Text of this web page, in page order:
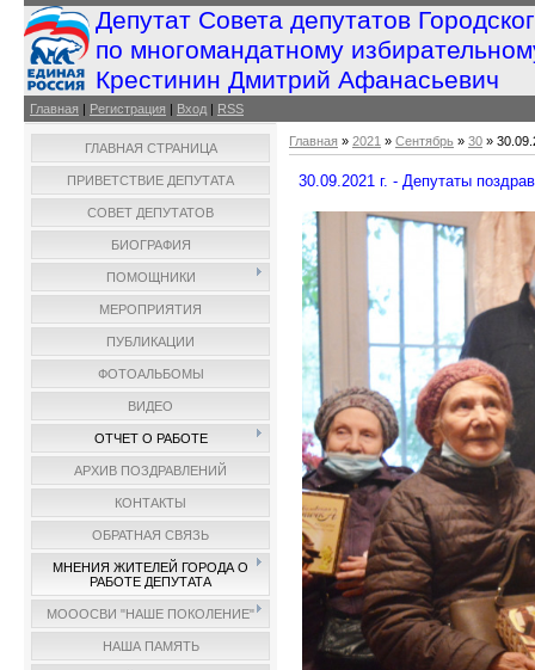
Депутат Совета депутатов
по многомандатному
Крестинин Дмитрий Афанасьевич
Главная | Регистрация | Вход | RSS
ГЛАВНАЯ СТРАНИЦА
ПРИВЕТСТВИЕ ДЕПУТАТА
СОВЕТ ДЕПУТАТОВ
БИОГРАФИЯ
ПОМОЩНИКИ
МЕРОПРИЯТИЯ
ПУБЛИКАЦИИ
ФОТОАЛЬБОМЫ
ВИДЕО
ОТЧЕТ О РАБОТЕ
АРХИВ ПОЗДРАВЛЕНИЙ
КОНТАКТЫ
ОБРАТНАЯ СВЯЗЬ
МНЕНИЯ ЖИТЕЛЕЙ ГОРОДА О
РАБОТЕ ДЕПУТАТА
МОООСВИ "НАШЕ ПОКОЛЕНИЕ"
НАША ПАМЯТЬ
Главная » 2021 » Сентябрь » 30 »
30.09.2021 г. - Депутаты